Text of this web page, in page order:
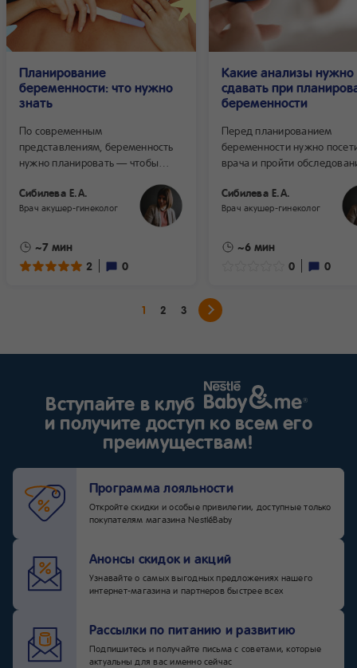
Планирование
беременности: что нужно
знать
По современным
представлениям, беременность
нужно планировать — чтобы
здорового ребенка.
В акушерской практике под
планированием беременности
понимают комплекс действий
будущих родителей, которые
помогут успешно зачать,
Давайте разберемся, какую
Сибилева Е.А.
Врач акушер-гинеколог
~7 мин
2
0
Какие анализы нужно
сдавать при
беременности
Перед планированием
беременности нужно
врача и пройти
в порядке у женщины и нет
состояний, которые могут
помешать выносить
Такая подготовка
создать благоприятные
для зачатия, снизить риск
беременности и повысить
Сибилева Е.А.
Врач акушер-гинеколог
~6 мин
0
0
1 2 3
Вступайте в клуб
и получите доступ ко всем его
преимуществам!
Программа лояльности
Откройте скидки и особые привилегии, доступные только
покупателям магазина NestléBaby
Анонсы скидок и акций
Узнавайте о самых выгодных предложениях нашего
интернет-магазина и партнеров быстрее всех
Рассылки по питанию и развитию
Подпишитесь и получайте письма с советами, которые
актуальны для вас именно сейчас